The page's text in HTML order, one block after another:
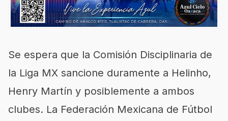
Se espera que la Comisión Disciplinaria de
la Liga MX sancione duramente a Helinho,
Henry Martín y posiblemente a ambos
clubes. La Federación Mexicana de Fútbol